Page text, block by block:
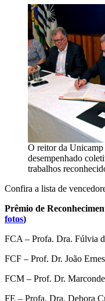
O reitor da Unicamp
desempenhado
trabalhos
Confira a lista de
Prêmio de
fotos)
FCA – Profa. Dra. Fúlvia
FCF – Prof. Dr. João
FCM – Prof. Dr.
FE – Profa. Dra. Debora